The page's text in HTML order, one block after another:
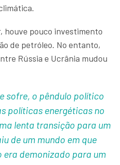
houve pouco investimento
de petróleo. No entanto,
Rússia e Ucrânia mudou
sofre, o pêndulo político
políticas energéticas no
lenta transição para um
de um mundo em que
demonizado para um